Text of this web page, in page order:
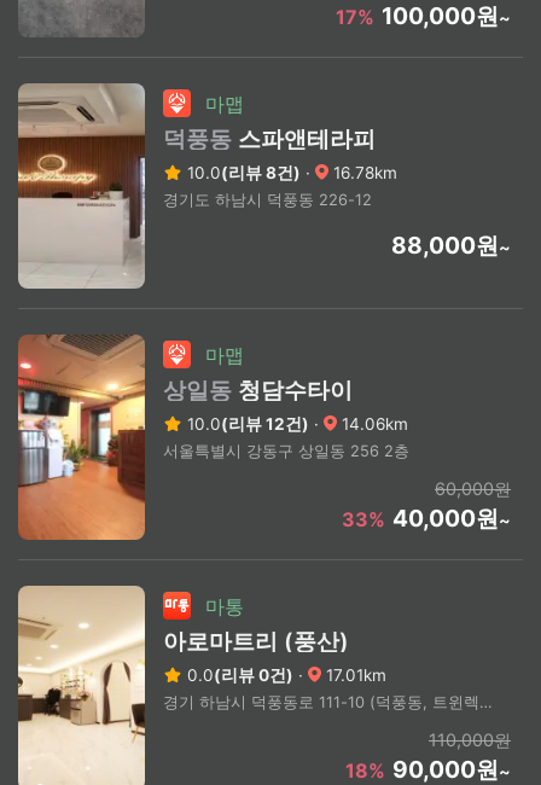
17% 100,000원~
마맵
덕풍동 스파앤테라피
10.0(리뷰 8건) · 16.78km
경기도 하남시 덕풍동 226-12
88,000원~
마맵
상일동 청담수타이
10.0(리뷰 12건) · 14.06km
서울특별시 강동구 상일동 256 2층
60,000원
33% 40,000원~
마통
아로마트리 (풍산)
0.0(리뷰 0건) · 17.01km
경기 하남시 덕풍동로 111-10 (덕풍동, 트윈렉스1)
110,000원
18% 90,000원~